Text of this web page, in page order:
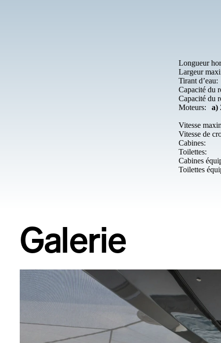
Longueur
Largeur
Tirant d’eau:
Capacité du
Capacité du
Moteurs:
a)
Vitesse
Vitesse de
Cabines:
Toilettes:
Cabines
Toilettes
Galerie